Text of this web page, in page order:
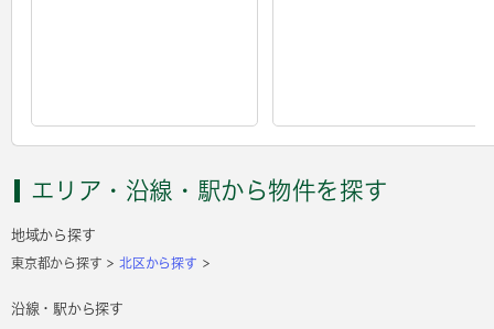
エリア・沿線・駅から物件を探す
地域から探す
東京都から探す 北区から探す
沿線・駅から探す